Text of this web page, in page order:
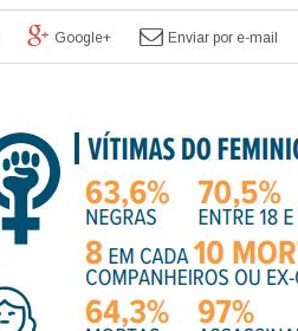
Google+ Enviar por e-mail